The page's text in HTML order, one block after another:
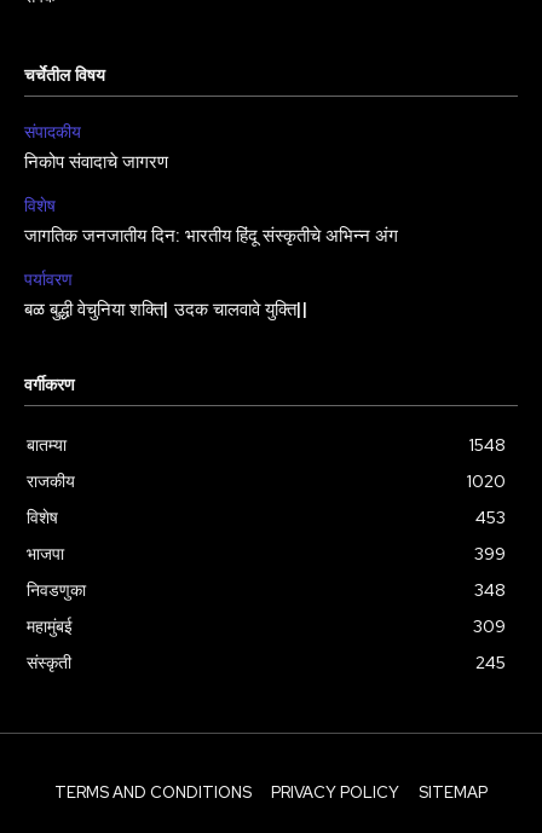
चर्चेतील विषय
संपादकीय
निकोप संवादाचे जागरण
विशेष
जागतिक जनजातीय दिन: भारतीय हिंदू संस्कृतीचे अभिन्न अंग
पर्यावरण
बळ बुद्धी वेचुनिया शक्ति| उदक चालवावे युक्ति||
वर्गीकरण
बातम्या
1548
राजकीय
1020
विशेष
453
भाजपा
399
निवडणुका
348
महामुंबई
309
संस्कृती
245
TERMS AND CONDITIONS PRIVACY POLICY SITEMAP